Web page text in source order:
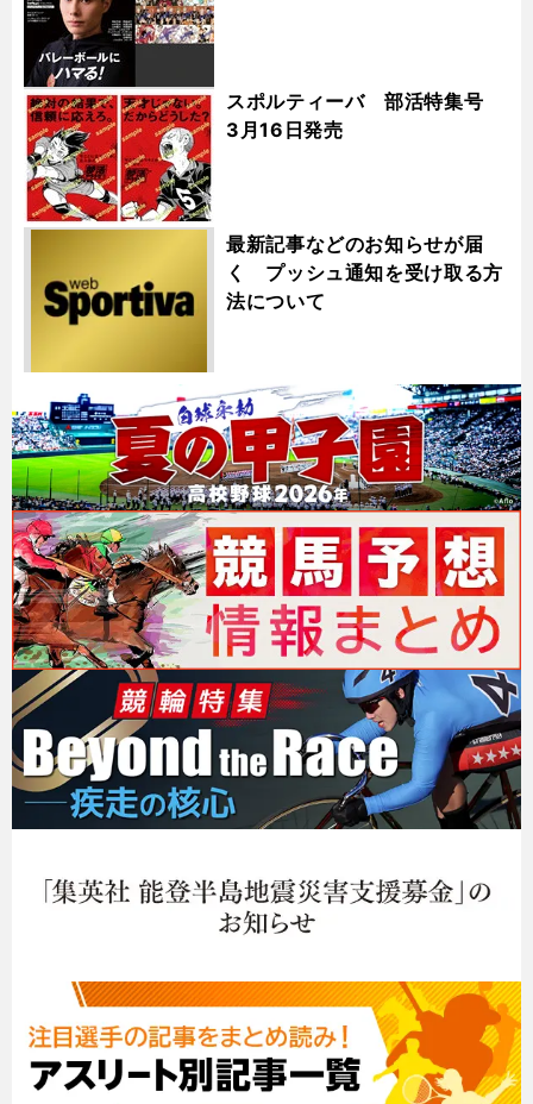
スポルティーバ 部活特集号
3月16日発売
最新記事などのお知らせが届
く プッシュ通知を受け取る方
法について